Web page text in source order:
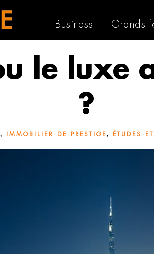
Business Grands
le luxe
?
, IMMOBILIER DE PRESTIGE, ÉTUDES